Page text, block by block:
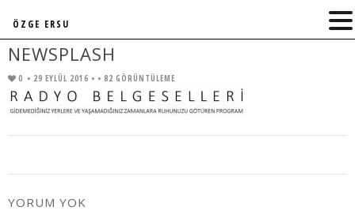
NEWSPLASH
0 • 29 EYLÜL 2016 • • 82 GÖRÜNTÜLEME
YORUM YOK
ÖZGE ERSU